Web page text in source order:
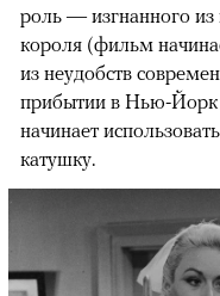
роль — изгнанного из
короля (фильм
из неудобств
прибытии в Нью-Йорк
начинает
катушку.